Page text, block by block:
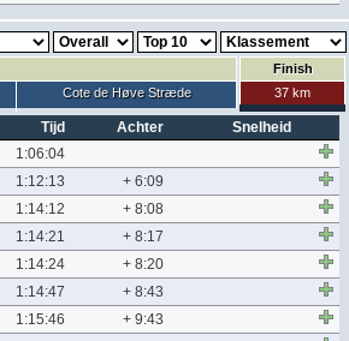
Cote de Høve Stræde
Finish
37 km
Tijd Achter
Snelheid
1:06:04
1:12:13
+ 6:09
1:14:12
+ 8:08
1:14:21
+ 8:17
1:14:24
+ 8:20
1:14:47
+ 8:43
1:15:46
+ 9:43